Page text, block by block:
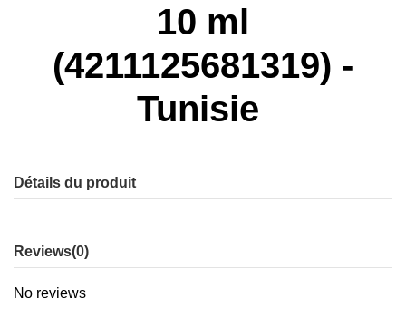
10 ml
(4211125681319) -
Tunisie
Détails du produit
Reviews(0)
No reviews